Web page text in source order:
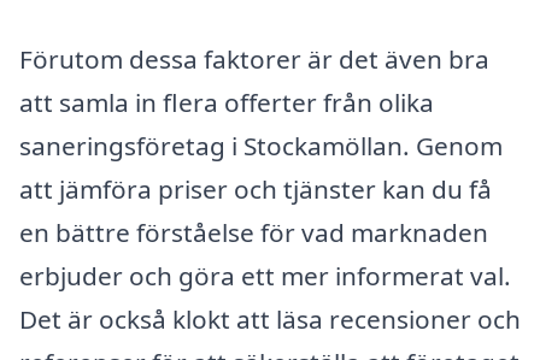
Förutom dessa faktorer är det även bra
att samla in flera offerter från olika
saneringsföretag i Stockamöllan. Genom
att jämföra priser och tjänster kan du få
en bättre förståelse för vad marknaden
erbjuder och göra ett mer informerat val.
Det är också klokt att läsa recensioner och